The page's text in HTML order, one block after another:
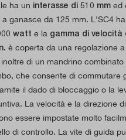
ha un interasse di 510 mm ed
ganasce da 125 mm. L'SC4
watt e la gamma di velocità
è coperta da una regolazione
di un mandrino combinato
che consente di commutare
il dado di bloccaggio o la
La velocità e la direzione di
essere impostate molto
di controllo. La vite di guida